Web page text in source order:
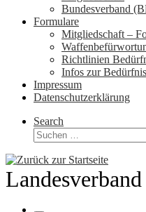
Bundesverband
Formulare
Mitgliedschaft –
Richtlinien
Infos zur
Impressum
Datenschutzerklärung
Search
Suche